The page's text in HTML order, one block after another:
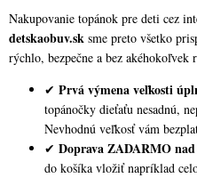
Nakupovanie topánok pre deti cez
detskaobuv.sk sme preto všetko
rýchlo, bezpečne a bez akéhokoľvek
✔ Prvá výmena veľkosti
topánočky dieťaťu nesadnú,
Nevhodnú veľkosť vám
✔ Doprava ZADARMO
do košíka vložiť napríklad